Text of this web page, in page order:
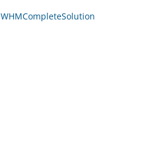
WHMCompleteSolution